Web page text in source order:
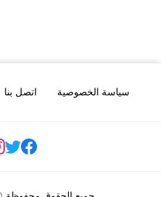
سياسة الخصوصية اتصل بنا